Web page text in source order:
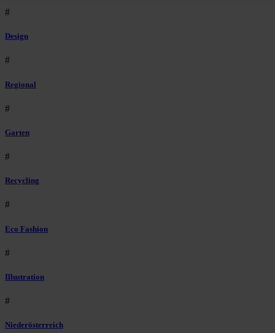
#
Design
#
Regional
#
Garten
#
Recycling
#
Eco Fashion
#
Illustration
#
Niederösterreich